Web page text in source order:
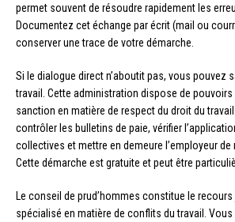
permet souvent de résoudre rapidement les
Documentez cet échange par écrit (mail ou
conserver une trace de votre démarche.
Si le dialogue direct n’aboutit pas, vous pouvez
travail. Cette administration dispose de pouvoirs
sanction en matière de respect du droit du
contrôler les bulletins de paie, vérifier
collectives et mettre en demeure l’employeur de
Cette démarche est gratuite et peut être
Le conseil de prud’hommes constitue le
spécialisé en matière de conflits du travail. Vous